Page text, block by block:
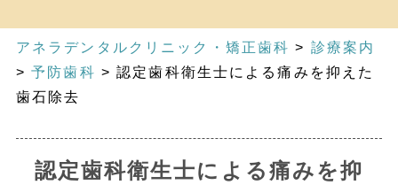
アネラデンタルクリニック・矯正歯科 > 診療案内
>予防歯科 >認定歯科衛生士による痛みを抑えた
歯石除去
認定歯科衛生士による痛みを抑